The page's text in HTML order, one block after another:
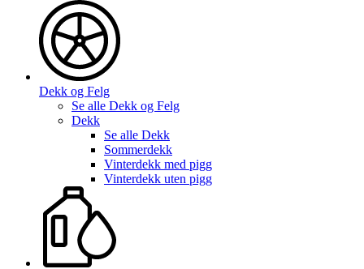
Dekk og Felg
Se alle Dekk og Felg
Dekk
Se alle Dekk
Sommerdekk
Vinterdekk med pigg
Vinterdekk uten pigg